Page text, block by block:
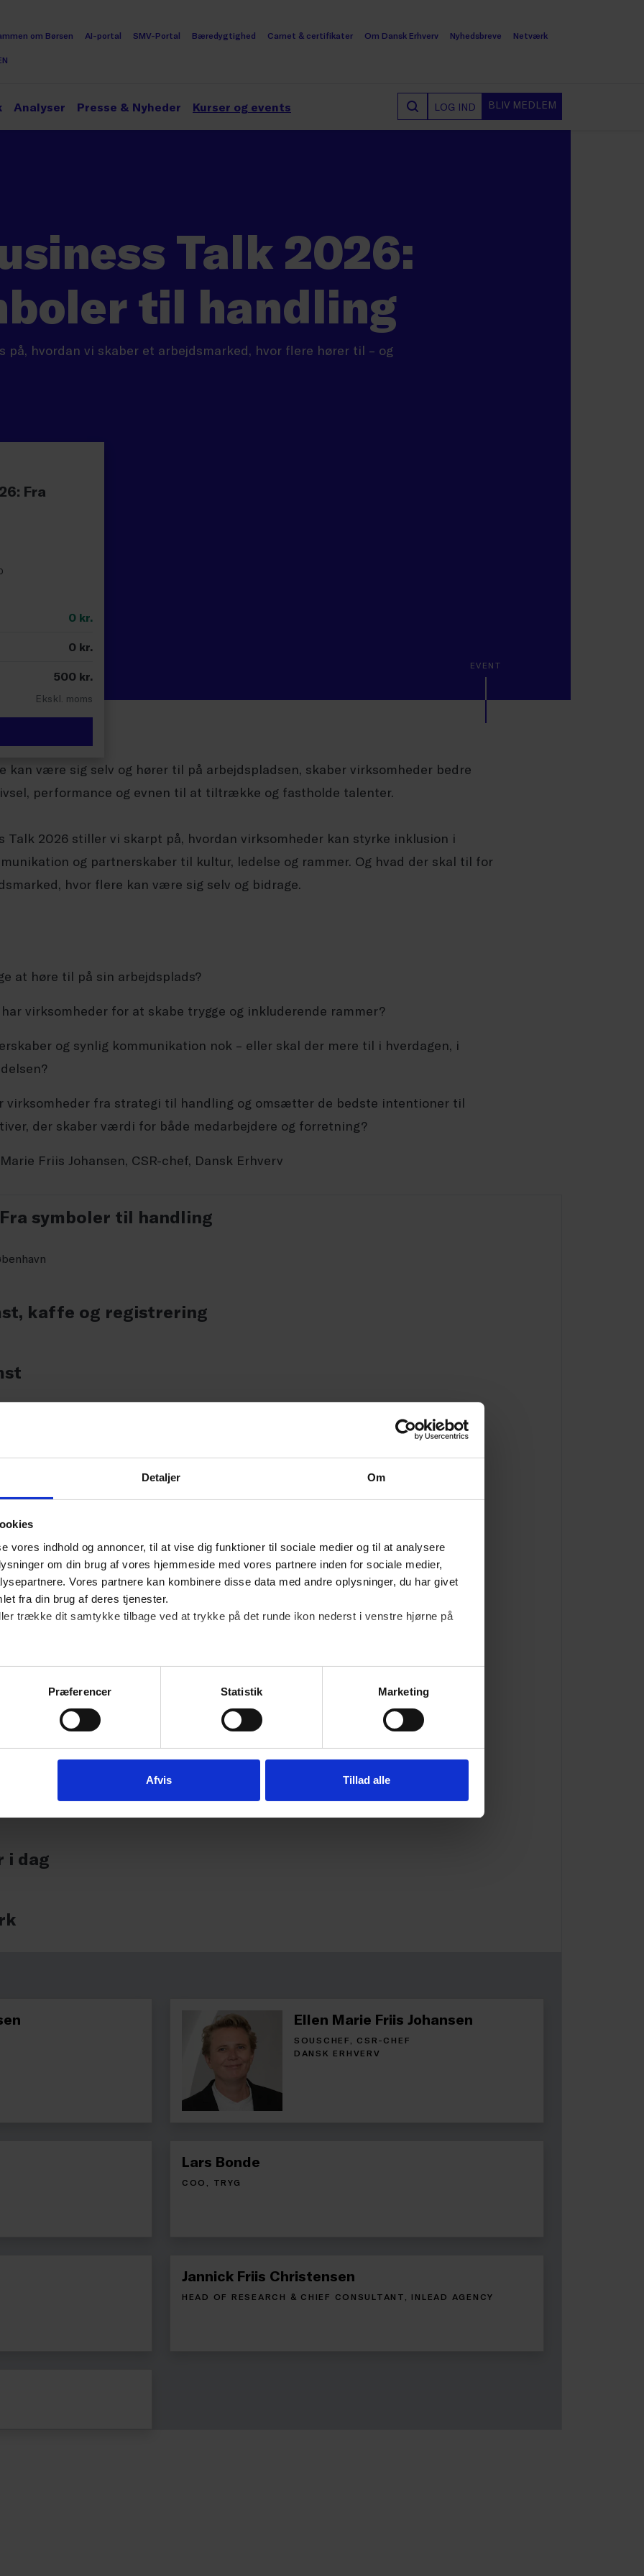
Detaljer Om
vores indhold og annoncer, til at vise dig funktioner til sociale medier og til at analysere
om din brug af vores hjemmeside med vores partnere inden for sociale medier,
Vores partnere kan kombinere disse data med andre oplysninger, du har givet
fra din brug af deres tjenester.
trække dit samtykke tilbage ved at trykke på det runde ikon nederst i venstre hjørne på
Præferencer Statistik Marketing
Afvis Tillad alle
om Børsen AI-portal SMV-Portal Bæredygtighed Carnet & certifikater Om Dansk Erhverv Nyhedsbreve Netværk
Analyser Presse & Nyheder Kurser og events LOG IND BLIV MEDLEM
Talk 2026:
til handling
på, hvordan vi skaber et arbejdsmarked, hvor flere hører til – og
EVENT
Fra
0 kr.
0 kr.
500 kr.
Ekskl. moms
kan være sig selv og hører til på arbejdspladsen, skaber virksomheder bedre
performance og evnen til at tiltrække og fastholde talenter.
Talk 2026 stiller vi skarpt på, hvordan virksomheder kan styrke inklusion i
og partnerskaber til kultur, ledelse og rammer. Og hvad der skal til for
hvor flere kan være sig selv og bidrage.
at høre til på sin arbejdsplads?
virksomheder for at skabe trygge og inkluderende rammer?
og synlig kommunikation nok – eller skal der mere til i hverdagen, i
virksomheder fra strategi til handling og omsætter de bedste intentioner til
der skaber værdi for både medarbejdere og forretning?
Friis Johansen, CSR-chef, Dansk Erhverv
symboler til handling
kaffe og registrering
mellem det vi siger, og det vi gør -
skaber vi forandring?
Hansen
Friis Christensen
OF RESEARCH & CHIEF CONSULTANT, INLEAD AGENCY
TRYG
Branner Jespersen
i dag
Ellen Marie Friis Johansen
SOUSCHEF, CSR-CHEF
DANSK ERHVERV
Lars Bonde
COO, TRYG
Jannick Friis Christensen
HEAD OF RESEARCH & CHIEF CONSULTANT, INLEAD AGENCY